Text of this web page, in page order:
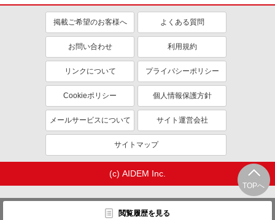
TOPへ
閲覧履歴を見る
掲載ご希望のお客様へ よくある質問
お問い合わせ 利用規約
リンクについて プライバシーポリシー
Cookieポリシー 個人情報保護方針
メールサービスについて サイト運営会社
サイトマップ
(c) AIDEM Inc.